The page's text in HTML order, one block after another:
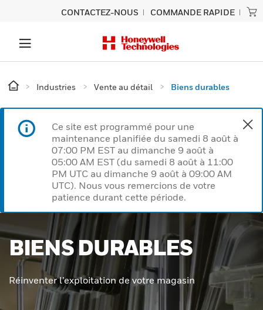
CONTACTEZ-NOUS COMMANDE RAPIDE
Industries Vente au détail Biens durables
Ce site est programmé pour une
maintenance planifiée du samedi 8 août à
07:00 PM EST au dimanche 9 août à
05:00 AM EST (du samedi 8 août à 11:00
PM UTC au dimanche 9 août à 09:00 AM
UTC). Nous vous remercions de votre
patience durant cette période.
BIENS DURABLES
Réinventer l’exploitation de votre magasin